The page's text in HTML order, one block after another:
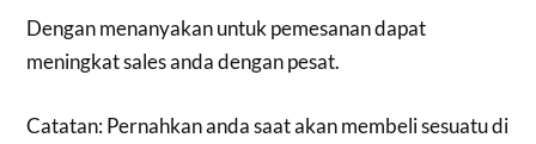
Dengan menanyakan untuk pemesanan dapat
meningkat sales anda dengan pesat.
Catatan: Pernahkan anda saat akan membeli sesuatu di